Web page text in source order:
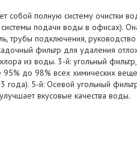
собой полную систему очистки
подачи воды в офисах).
трубы подключения,
фильтр для удаления
из воды. 3-й: угольный
до 98% всех химических
5-й: Осевой угольный
вкусовые качества воды.